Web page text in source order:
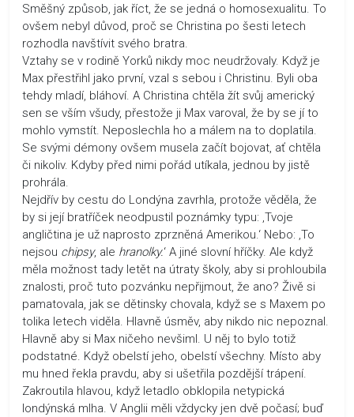
Směšný způsob, jak říct, že se jedná o homosexualitu. To
ovšem nebyl důvod, proč se Christina po šesti letech
rozhodla navštívit svého bratra.
Vztahy se v rodině Yorků nikdy moc neudržovaly. Když je
Max přestřihl jako první, vzal s sebou i Christinu. Byli oba
tehdy mladí, bláhoví. A Christina chtěla žít svůj americký
sen se vším všudy, přestože ji Max varoval, že by se jí to
mohlo vymstít. Neposlechla ho a málem na to doplatila.
Se svými démony ovšem musela začít bojovat, ať chtěla
či nikoliv. Kdyby před nimi pořád utíkala, jednou by jistě
prohrála.
Nejdřív by cestu do Londýna zavrhla, protože věděla, že
by si její bratříček neodpustil poznámky typu: ‚Tvoje
angličtina je už naprosto zprzněná Amerikou.‘ Nebo: ‚To
nejsou chipsy, ale hranolky.‘ A jiné slovní hříčky. Ale když
měla možnost tady letět na útraty školy, aby si prohloubila
znalosti, proč tuto pozvánku nepřijmout, že ano? Živě si
pamatovala, jak se dětinsky chovala, když se s Maxem po
tolika letech viděla. Hlavně úsměv, aby nikdo nic nepoznal.
Hlavně aby si Max ničeho nevšiml. U něj to bylo totiž
podstatné. Když obelstí jeho, obelstí všechny. Místo aby
mu hned řekla pravdu, aby si ušetřila pozdější trápení.
Zakroutila hlavou, když letadlo obklopila netypická
londýnská mlha. V Anglii měli vždycky jen dvě počasí; buď